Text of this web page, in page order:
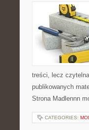
treści, lecz
publikowanych
Strona Madlennn
CATEGORIES: